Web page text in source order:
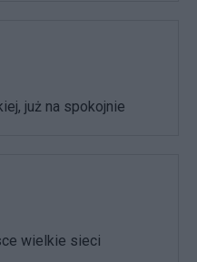
już na spokojnie
wielkie sieci